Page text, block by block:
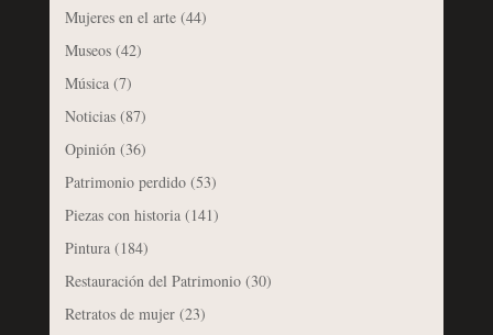
Mujeres en el arte(44)
Museos(42)
Música(7)
Noticias(87)
Opinión(36)
Patrimonio perdido(53)
Piezas con historia(141)
Pintura(184)
Restauración del Patrimonio(30)
Retratos de mujer(23)